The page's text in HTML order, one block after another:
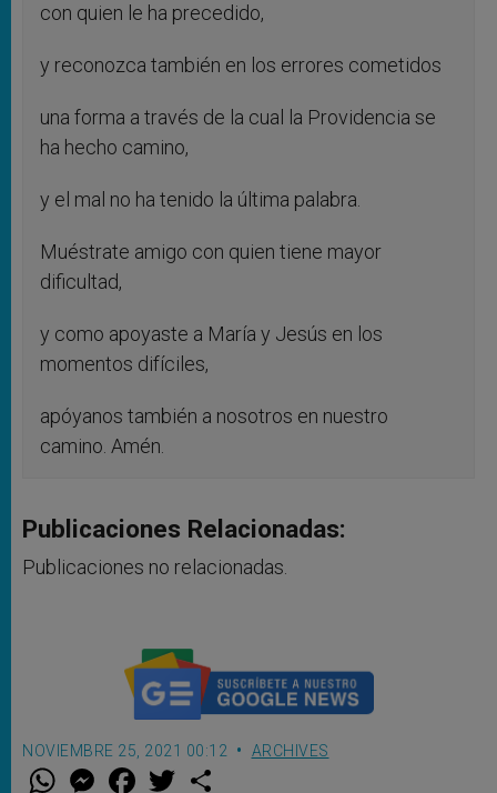
con quien le ha precedido,
y reconozca también en los errores cometidos
una forma a través de la cual la Providencia se
ha hecho camino,
y el mal no ha tenido la última palabra.
Muéstrate amigo con quien tiene mayor
dificultad,
y como apoyaste a María y Jesús en los
momentos difíciles,
apóyanos también a nosotros en nuestro
camino. Amén.
Publicaciones Relacionadas:
Publicaciones no relacionadas.
NOVIEMBRE 25, 2021 00:12 ARCHIVES
W M F